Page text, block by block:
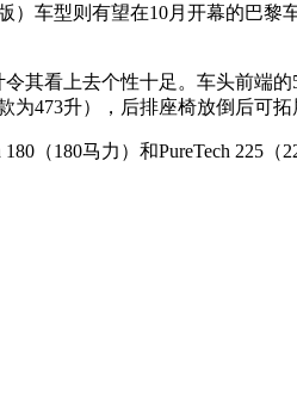
车型则有望在10月开幕的巴
其看上去个性十足。车头前端
473升），后排座椅放倒后可拓
（180马力）和PureTech 225